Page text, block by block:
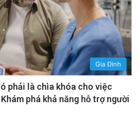
Gia Đình
phải là chìa khóa cho việc
phá khả năng hỗ trợ người